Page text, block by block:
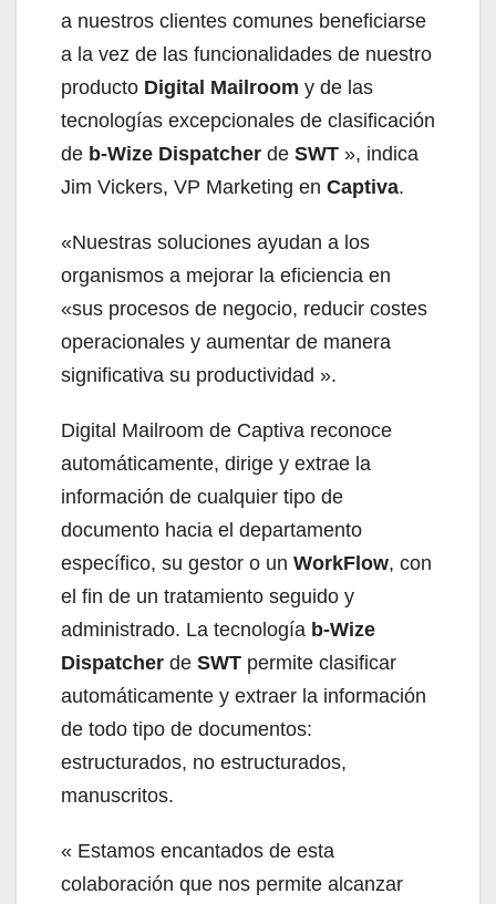
a nuestros clientes comunes beneficiarse
a la vez de las funcionalidades de nuestro
producto Digital Mailroom y de las
tecnologías excepcionales de clasificación
de b-Wize Dispatcher de SWT », indica
Jim Vickers, VP Marketing en Captiva.
«Nuestras soluciones ayudan a los
organismos a mejorar la eficiencia en
«sus procesos de negocio, reducir costes
operacionales y aumentar de manera
significativa su productividad ».
Digital Mailroom de Captiva reconoce
automáticamente, dirige y extrae la
información de cualquier tipo de
documento hacia el departamento
específico, su gestor o un WorkFlow, con
el fin de un tratamiento seguido y
administrado. La tecnología b-Wize
Dispatcher de SWT permite clasificar
automáticamente y extraer la información
de todo tipo de documentos:
estructurados, no estructurados,
manuscritos.
« Estamos encantados de esta
colaboración que nos permite alcanzar